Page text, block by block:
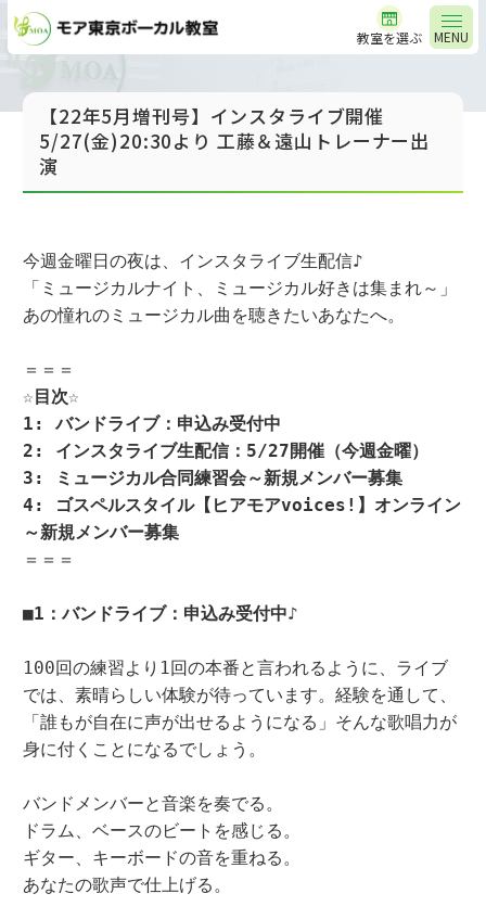
MENU
教室を選ぶ
【22年5月増刊号】インスタライブ開催
5/27(金)20:30より 工藤＆遠山トレーナー出
演
今週金曜日の夜は、インスタライブ生配信♪
「ミュージカルナイト、ミュージカル好きは集まれ～」
あの憧れのミュージカル曲を聴きたいあなたへ。
☆目次☆
1: バンドライブ：申込み受付中
2: インスタライブ生配信：5/27開催（今週金曜）
3: ミュージカル合同練習会～新規メンバー募集
4: ゴスペルスタイル【ヒアモアvoices!】オンライン
～新規メンバー募集
＝＝＝
■1：バンドライブ：申込み受付中♪
100回の練習より1回の本番と言われるように、ライブ
では、素晴らしい体験が待っています。経験を通して、
「誰もが自在に声が出せるようになる」そんな歌唱力が
身に付くことになるでしょう。
バンドメンバーと音楽を奏でる。
ドラム、ベースのビートを感じる。
ギター、キーボードの音を重ねる。
あなたの歌声で仕上げる。